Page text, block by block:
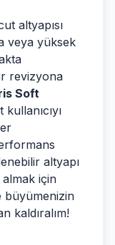
altyapısı
veya yüksek
revizyona
Soft
altyapı
almak için
büyümenizin
kaldıralım!